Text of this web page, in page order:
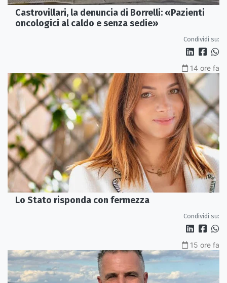
Castrovillari, la denuncia di Borrelli: «Pazienti
oncologici al caldo e senza sedie»
Condividi su:
14 ore fa
Lo Stato risponda con fermezza
Condividi su:
15 ore fa